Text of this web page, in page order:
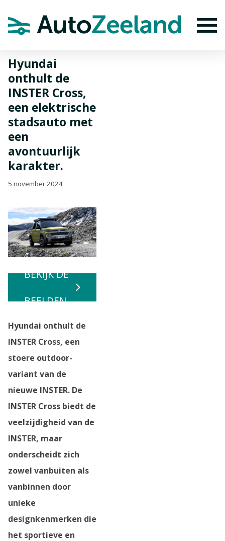
stadsauto met een avontuurlijk karakter.
Hyundai
onthult de
INSTER Cross,
een elektrische
stadsauto met
een
avontuurlijk
karakter.
5 november 2024
BEKIJK DE
BEELDEN
Hyundai onthult de
INSTER Cross, een
stoere outdoor-
variant van de
nieuwe INSTER. De
INSTER Cross biedt de
veelzijdigheid van de
INSTER, maar
onderscheidt zich
zowel vanbuiten als
vanbinnen door
unieke
designkenmerken die
het sportieve en